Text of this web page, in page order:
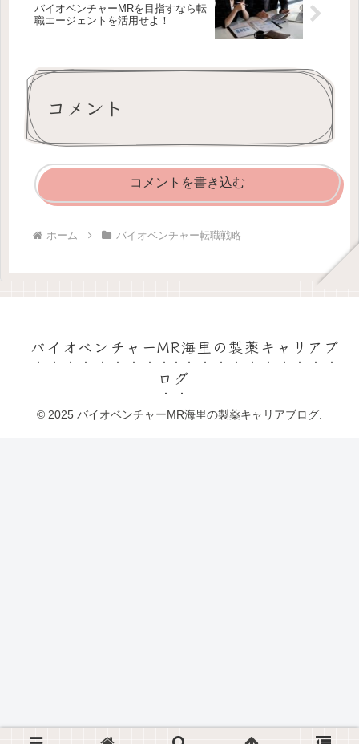
バイオベンチャーMRを目指すなら転
職エージェントを活用せよ！
コメント
コメントを書き込む
ホーム バイオベンチャー転職戦略
バイオベンチャーMR海里の製薬キャリアブ
ログ
© 2025 バイオベンチャーMR海里の製薬キャリアブログ.